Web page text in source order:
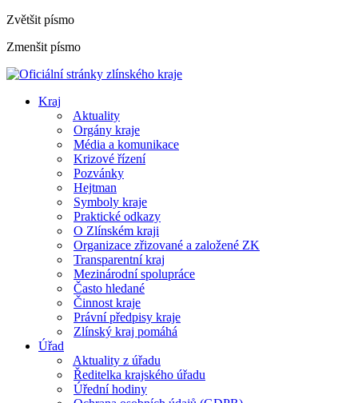
Zvětšit písmo
Zmenšit písmo
Kraj
Aktuality
Orgány kraje
Média a komunikace
Krizové řízení
Pozvánky
Hejtman
Symboly kraje
Praktické odkazy
O Zlínském kraji
Organizace zřizované a založené ZK
Transparentní kraj
Mezinárodní spolupráce
Často hledané
Činnost kraje
Právní předpisy kraje
Zlínský kraj pomáhá
Úřad
Aktuality z úřadu
Ředitelka krajského úřadu
Úřední hodiny